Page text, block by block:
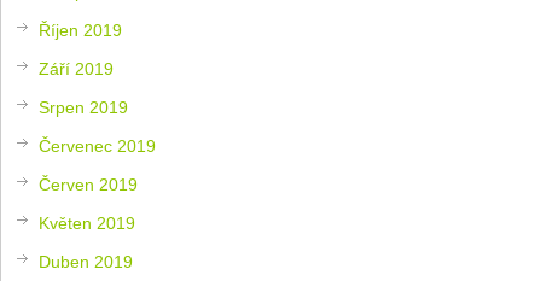
Říjen 2019
Září 2019
Srpen 2019
Červenec 2019
Červen 2019
Květen 2019
Duben 2019